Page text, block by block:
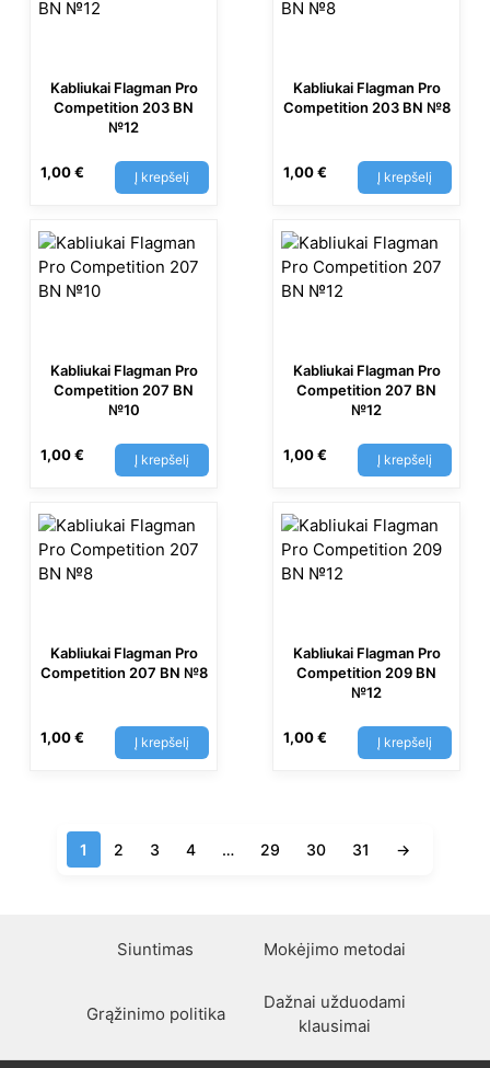
Kabliukai Flagman Pro
Competition 203 BN
№12
1,00€ Į krepšelį
Kabliukai Flagman Pro
Competition 203 BN №8
1,00€ Į krepšelį
Kabliukai Flagman Pro
Competition 207 BN
№10
1,00€ Į krepšelį
Kabliukai Flagman Pro
Competition 207 BN
№12
1,00€ Į krepšelį
Kabliukai Flagman Pro
Competition 207 BN №8
1,00€ Į krepšelį
Kabliukai Flagman Pro
Competition 209 BN
№12
1,00€ Į krepšelį
1 2 3 4 … 29 30 31 →
Siuntimas Mokėjimo metodai
Grąžinimo politika
Dažnai užduodami
klausimai